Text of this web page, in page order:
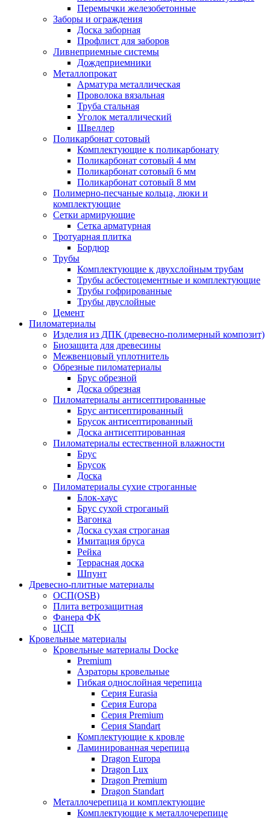
Перемычки железобетонные
Заборы и ограждения
Доска заборная
Профлист для заборов
Ливнеприемные системы
Дождеприемники
Металлопрокат
Арматура металлическая
Проволока вязальная
Труба стальная
Уголок металлический
Швеллер
Поликарбонат сотовый
Комплектующие к поликарбонату
Поликарбонат сотовый 4 мм
Поликарбонат сотовый 6 мм
Поликарбонат сотовый 8 мм
Полимерно-песчаные кольца, люки и
комплектующие
Сетки армирующие
Сетка арматурная
Тротуарная плитка
Бордюр
Трубы
Комплектующие к двухслойным трубам
Трубы асбестоцементные и комплектующие
Трубы гофрированные
Трубы двуслойные
Цемент
Пиломатериалы
Изделия из ДПК (древесно-полимерный композит)
Биозащита для древесины
Межвенцовый уплотнитель
Обрезные пиломатериалы
Брус обрезной
Доска обрезная
Пиломатериалы антисептированные
Брус антисептированный
Брусок антисептированный
Доска антисептированная
Пиломатериалы естественной влажности
Брус
Брусок
Доска
Пиломатериалы сухие строганные
Блок-хаус
Брус сухой строганый
Вагонка
Доска сухая строганая
Имитация бруса
Рейка
Террасная доска
Шпунт
Древесно-плитные материалы
ОСП(OSB)
Плита ветрозащитная
Фанера ФК
ЦСП
Кровельные материалы
Кровельные материалы Docke
Premium
Аэраторы кровельные
Гибкая однослойная черепица
Серия Eurasia
Серия Europa
Серия Premium
Серия Standart
Комплектующие к кровле
Ламинированная черепица
Dragon Europa
Dragon Lux
Dragon Premium
Dragon Standart
Металлочерепица и комплектующие
Комплектующие к металлочерепице